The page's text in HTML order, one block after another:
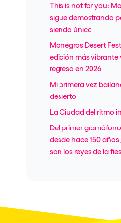
This is not for you:
sigue demostrando
siendo único
Monegros Desert
edición más vibrante
regreso en 2026
Mi primera vez
desierto
La Ciudad del ritmo
Del primer
desde hace 150
son los reyes de la